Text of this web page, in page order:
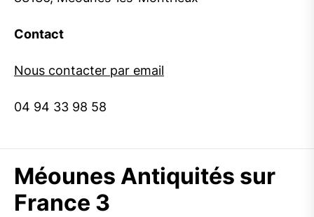
Contact
Nous contacter par email
04 94 33 98 58
Méounes Antiquités sur
France 3